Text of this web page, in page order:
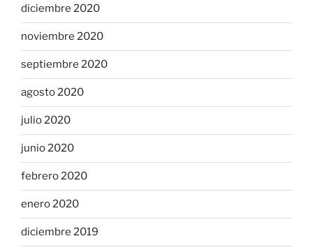
diciembre 2020
noviembre 2020
septiembre 2020
agosto 2020
julio 2020
junio 2020
febrero 2020
enero 2020
diciembre 2019